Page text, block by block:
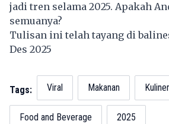
jadi tren selama 2025. Apakah
semuanya?
Tulisan ini telah tayang di
Des 2025
Tags: Viral Makanan Kuliner
Food and Beverage 2025